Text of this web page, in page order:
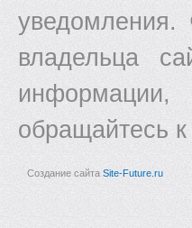
уведомления.
владельца
информации,
обращайтесь
Создание сайта Site-Future.ru